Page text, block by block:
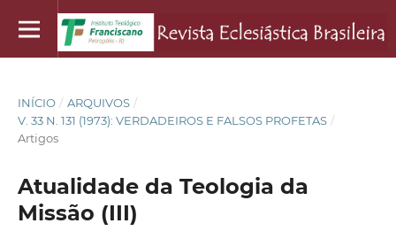
INÍCIO / ARQUIVOS /
V. 33 N. 131 (1973): VERDADEIROS E FALSOS PROFETAS /
Artigos
Atualidade da Teologia da
Missão (III)